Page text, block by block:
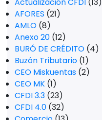
AFORES (21)
AMLO (8)
Anexo 20 (12)
BURÓ DE CRÉDITO (4)
Buzón Tributario (1)
CEO Miskuentas (2)
CEO MK (1)
CFDI 3.3 (23)
CFDI 4.0 (32)